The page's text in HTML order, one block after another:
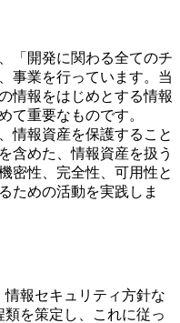
「開発に関わる全てのチ
事業を行っています。当
情報をはじめとする情報
て重要なものです。
情報資産を保護すること
含めた、情報資産を扱う
密性、完全性、可用性と
ための活動を実践しま
報セキュリティ方針な
を策定し、これに従っ